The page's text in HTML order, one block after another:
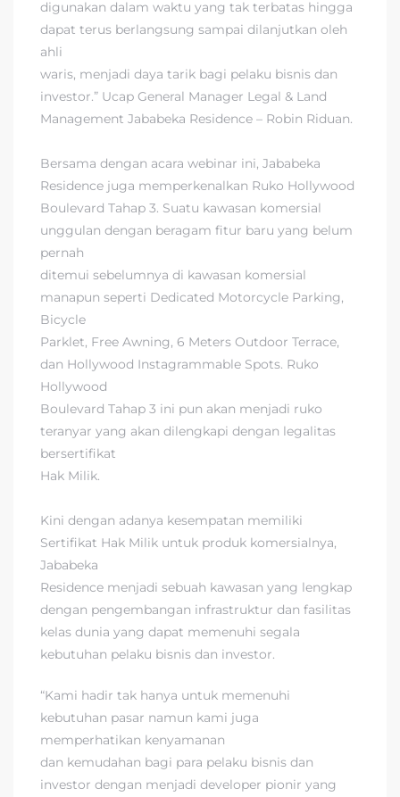
digunakan dalam waktu yang tak terbatas hingga
dapat terus berlangsung sampai dilanjutkan oleh
ahli
waris, menjadi daya tarik bagi pelaku bisnis dan
investor.” Ucap General Manager Legal & Land
Management Jababeka Residence – Robin Riduan.
Bersama dengan acara webinar ini, Jababeka
Residence juga memperkenalkan Ruko Hollywood
Boulevard Tahap 3. Suatu kawasan komersial
unggulan dengan beragam fitur baru yang belum
pernah
ditemui sebelumnya di kawasan komersial
manapun seperti Dedicated Motorcycle Parking,
Bicycle
Parklet, Free Awning, 6 Meters Outdoor Terrace,
dan Hollywood Instagrammable Spots. Ruko
Hollywood
Boulevard Tahap 3 ini pun akan menjadi ruko
teranyar yang akan dilengkapi dengan legalitas
bersertifikat
Hak Milik.
Kini dengan adanya kesempatan memiliki
Sertifikat Hak Milik untuk produk komersialnya,
Jababeka
Residence menjadi sebuah kawasan yang lengkap
dengan pengembangan infrastruktur dan fasilitas
kelas dunia yang dapat memenuhi segala
kebutuhan pelaku bisnis dan investor.
“Kami hadir tak hanya untuk memenuhi
kebutuhan pasar namun kami juga
memperhatikan kenyamanan
dan kemudahan bagi para pelaku bisnis dan
investor dengan menjadi developer pionir yang